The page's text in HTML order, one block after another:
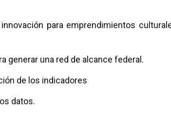
para emprendimientos
generar una red de alcance federal.
de los indicadores
datos.